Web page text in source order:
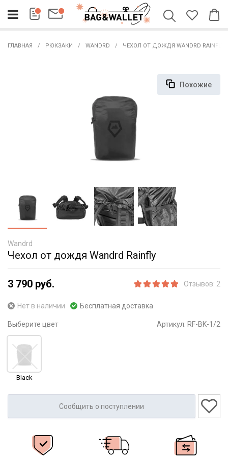
ГЛАВНАЯ РЮКЗАКИ WANDRD ЧЕХОЛ ОТ ДОЖДЯ WANDRD RAINFLY
Похожие
Wandrd
Чехол от дождя Wandrd Rainfly
3 790 руб. Отзывов: 2
Нет в наличии Бесплатная доставка
Выберите цвет Артикул: RF-BK-1/2
Black
Сообщить о поступлении